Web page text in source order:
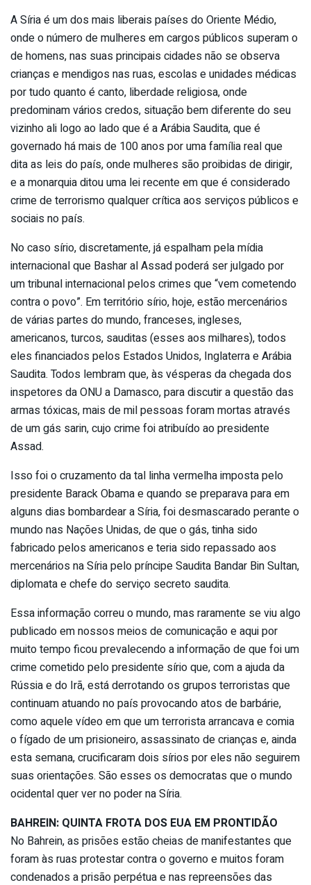
A Síria é um dos mais liberais países do Oriente Médio,
onde o número de mulheres em cargos públicos superam o
de homens, nas suas principais cidades não se observa
crianças e mendigos nas ruas, escolas e unidades médicas
por tudo quanto é canto, liberdade religiosa, onde
predominam vários credos, situação bem diferente do seu
vizinho ali logo ao lado que é a Arábia Saudita, que é
governado há mais de 100 anos por uma família real que
dita as leis do país, onde mulheres são proibidas de dirigir,
e a monarquia ditou uma lei recente em que é considerado
crime de terrorismo qualquer crítica aos serviços públicos e
sociais no país.
No caso sírio, discretamente, já espalham pela mídia
internacional que Bashar al Assad poderá ser julgado por
um tribunal internacional pelos crimes que “vem cometendo
contra o povo”. Em território sírio, hoje, estão mercenários
de várias partes do mundo, franceses, ingleses,
americanos, turcos, sauditas (esses aos milhares), todos
eles financiados pelos Estados Unidos, Inglaterra e Arábia
Saudita. Todos lembram que, às vésperas da chegada dos
inspetores da ONU a Damasco, para discutir a questão das
armas tóxicas, mais de mil pessoas foram mortas através
de um gás sarin, cujo crime foi atribuído ao presidente
Assad.
Isso foi o cruzamento da tal linha vermelha imposta pelo
presidente Barack Obama e quando se preparava para em
alguns dias bombardear a Síria, foi desmascarado perante o
mundo nas Nações Unidas, de que o gás, tinha sido
fabricado pelos americanos e teria sido repassado aos
mercenários na Síria pelo príncipe Saudita Bandar Bin Sultan,
diplomata e chefe do serviço secreto saudita.
Essa informação correu o mundo, mas raramente se viu algo
publicado em nossos meios de comunicação e aqui por
muito tempo ficou prevalecendo a informação de que foi um
crime cometido pelo presidente sírio que, com a ajuda da
Rússia e do Irã, está derrotando os grupos terroristas que
continuam atuando no país provocando atos de barbárie,
como aquele vídeo em que um terrorista arrancava e comia
o fígado de um prisioneiro, assassinato de crianças e, ainda
esta semana, crucificaram dois sírios por eles não seguirem
suas orientações. São esses os democratas que o mundo
ocidental quer ver no poder na Síria.
BAHREIN: QUINTA FROTA DOS EUA EM PRONTIDÃO
No Bahrein, as prisões estão cheias de manifestantes que
foram às ruas protestar contra o governo e muitos foram
condenados a prisão perpétua e nas repreensões das